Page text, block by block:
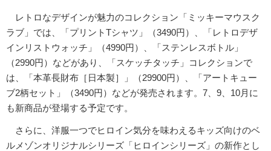
レトロなデザインが魅力のコレクション「ミッキーマウスク
ラブ」では、「プリントTシャツ」（3490円）、「レトロデザ
インリストウォッチ」（4990円）、「ステンレスボトル」
（2990円）などがあり、「スケッチタッチ」コレクションで
は、「本革長財布［日本製］」（29900円）、「アートキュー
ブ2柄セット」（3490円）などが発売されます。7、9、10月に
も新商品が登場する予定です。
さらに、洋服一つでヒロイン気分を味わえるキッズ向けのベ
ルメゾンオリジナルシリーズ「ヒロインシリーズ」の新作とし